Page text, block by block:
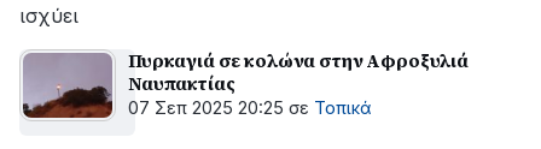
ισχύει
Πυρκαγιά σε κολώνα στην Αφροξυλιά
Ναυπακτίας
07 Σεπ 2025 20:25 σε Τοπικά